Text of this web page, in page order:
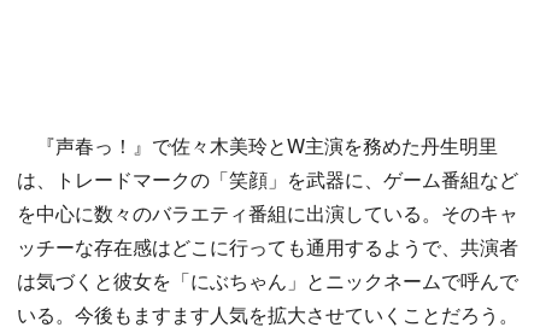
『声春っ！』で佐々木美玲とW主演を務めた丹生明里
は、トレードマークの「笑顔」を武器に、ゲーム番組など
を中心に数々のバラエティ番組に出演している。そのキャ
ッチーな存在感はどこに行っても通用するようで、共演者
は気づくと彼女を「にぶちゃん」とニックネームで呼んで
いる。今後もますます人気を拡大させていくことだろう。